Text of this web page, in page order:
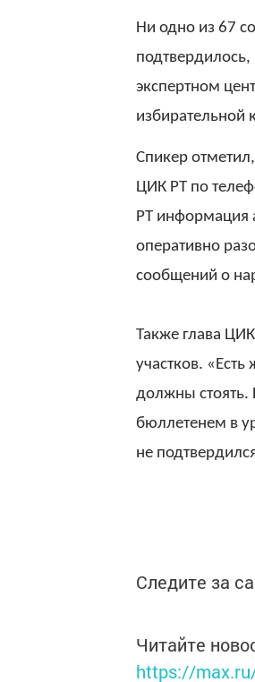
Ни одно из 67
экспертном
избирательной
Спикер
ЦИК РТ по
РТ информация
оперативно
сообщений о
Также глава
участков.
должны стоять.
бюллетенем в
не
Следите за
Читайте
https://